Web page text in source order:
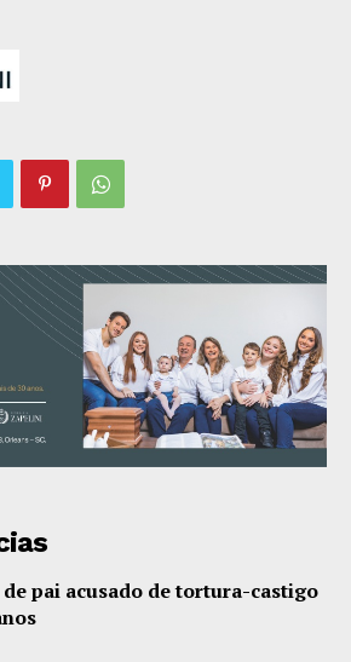
pai acusado de tortura-castigo